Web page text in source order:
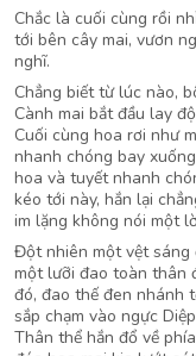
Chắc là cuối cùng rồi
tới bên cây mai, vươn
nghĩ.
Chẳng biết từ lúc nào,
Cành mai bắt đầu lay
Cuối cùng hoa rơi như
nhanh chóng bay
hoa và tuyết nhanh
kéo tới này, hắn lại
im lặng không nói một
Đột nhiên một vệt sáng
một lưỡi đao toàn thân
đó, đao thế đen nhánh
sắp chạm vào ngực
Thân thể hắn đổ về